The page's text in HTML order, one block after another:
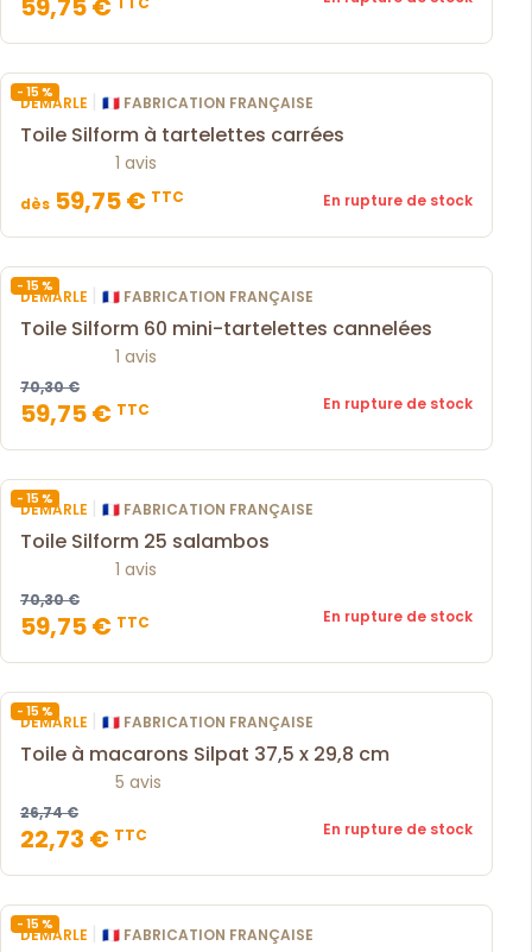
59,75 €
- 15 %
DEMARLE | 🇫🇷 FABRICATION FRANÇAISE
Toile Silform à tartelettes carrées
1 avis
dès 59,75 € TTC En rupture de stock
- 15 %
DEMARLE | 🇫🇷 FABRICATION FRANÇAISE
Toile Silform 60 mini-tartelettes cannelées
1 avis
70,30 €
59,75 € TTC En rupture de stock
- 15 %
DEMARLE | 🇫🇷 FABRICATION FRANÇAISE
Toile Silform 25 salambos
1 avis
70,30 €
59,75 € TTC En rupture de stock
- 15 %
DEMARLE | 🇫🇷 FABRICATION FRANÇAISE
Toile à macarons Silpat 37,5 x 29,8 cm
5 avis
26,74 €
22,73 € TTC En rupture de stock
- 15 %
DEMARLE | 🇫🇷 FABRICATION FRANÇAISE